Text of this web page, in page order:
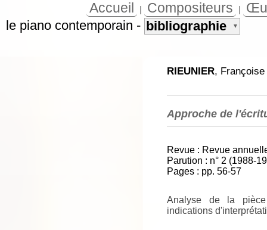
Accueil Compositeurs
RIEUNIER, Françoise
Approche de
Revue : Revue
Parution : n° 2 (1988-
Pages : pp. 56-57
Analyse de la pièce
indications
le piano contemporain - bibliographie ▼